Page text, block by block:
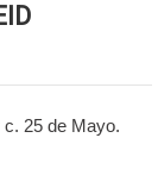
25 de Mayo.